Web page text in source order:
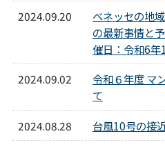
2024.09.20
ベネッセの地
の最新事情と
催日：令和6年
2024.09.02
令和６年度 マ
て
2024.08.28
台風10号の接